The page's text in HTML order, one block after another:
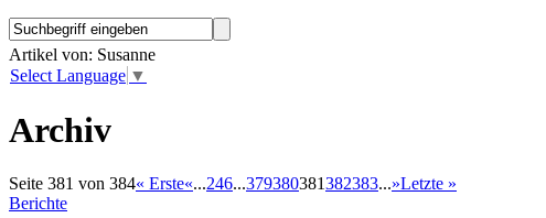
Artikel von: Susanne
Select Language ▼
Archiv
Seite 381 von 384« Erste«...246...379380381382383...»Letzte »
Berichte